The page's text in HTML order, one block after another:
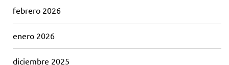
febrero 2026
enero 2026
diciembre 2025